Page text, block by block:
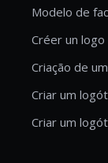
Modelo de
Créer un logo
Criação de
Criar um
Criar um